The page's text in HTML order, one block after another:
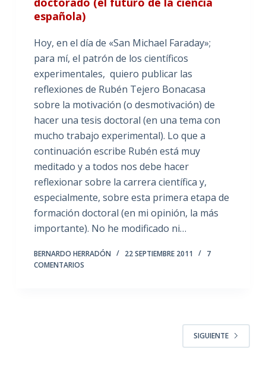
española)
Hoy, en el día de «San Michael Faraday»;
para mí, el patrón de los científicos
experimentales, quiero publicar las
reflexiones de Rubén Tejero Bonacasa
sobre la motivación (o desmotivación) de
hacer una tesis doctoral (en una tema con
mucho trabajo experimental). Lo que a
continuación escribe Rubén está muy
meditado y a todos nos debe hacer
reflexionar sobre la carrera científica y,
especialmente, sobre esta primera etapa de
formación doctoral (en mi opinión, la más
importante). No he modificado ni…
BERNARDO HERRADÓN 22 SEPTIEMBRE 2011
7
COMENTARIOS
SIGUIENTE